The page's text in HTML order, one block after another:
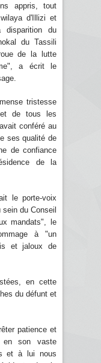
appris, tout
d'Illizi et
disparition du
du Tassili
de la lutte
a écrit le
tristesse
de tous les
conféré au
ses qualité de
de confiance
de la
le porte-voix
du Conseil
mandats", le
à "un
et jaloux de
en cette
du défunt et
patience et
en son vaste
et à lui nous